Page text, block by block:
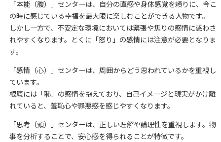
「本能（腹）」センターは、自分の直感や身体感覚を頼りに、今こ
の時に感じている幸福を最大限に楽しむことができる人物です。
しかし一方で、不安定な環境においては緊張や焦りの感情に惑わさ
れやすくなります。とくに「怒り」の感情には注意が必要となりま
す。
「感情（心）」センターは、周囲からどう思われているかを重視し
ています。
根底には「恥」の感情を抱えており、自己イメージと現実がかけ離
れていると、羞恥心や罪悪感を感じやすくなります。
「思考（頭）」センターは、正しい理解や論理性を重視します。物
事を分析することで、安心感を得られることが特徴です。